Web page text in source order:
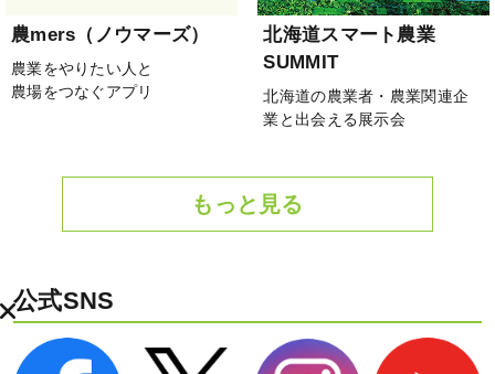
農mers（ノウマーズ）
農業をやりたい人と
農場をつなぐアプリ
北海道スマート農業
SUMMIT
北海道の農業者・農業関連企
業と出会える展示会
もっと見る
公式SNS